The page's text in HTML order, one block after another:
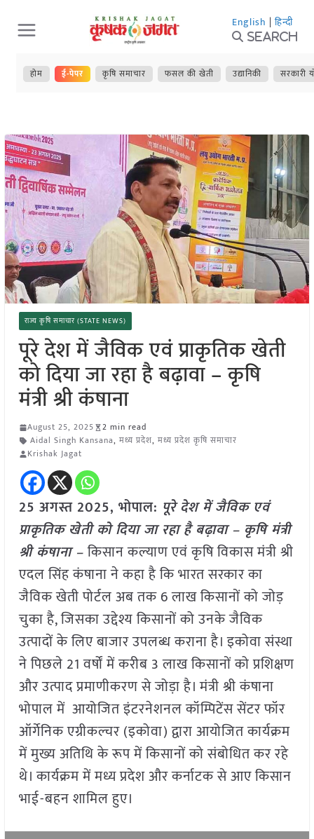
Skip
to
content
English | हिन्दी
Search
होम ई-पेपर कृषि समाचार फसल की खेती उद्यानिकी सरकारी
राज्य कृषि समाचार (STATE NEWS)
पूरे देश में जैविक एवं प्राकृतिक खेती
को दिया जा रहा है बढ़ावा – कृषि
मंत्री श्री कंषाना
August 25, 2025
2 min read
Aidal Singh Kansana, मध्य प्रदेश, मध्य प्रदेश कृषि समाचार
Krishak Jagat
25 अगस्त 2025, भोपाल: पूरे देश में जैविक एवं
प्राकृतिक खेती को दिया जा रहा है बढ़ावा – कृषि मंत्री
श्री कंषाना –किसान कल्याण एवं कृषि विकास मंत्री श्री
एदल सिंह कंषाना ने कहा है कि भारत सरकार का
जैविक खेती पोर्टल अब तक 6 लाख किसानों को जोड़
चुका है, जिसका उद्देश्य किसानों को उनके जैविक
उत्पादों के लिए बाजार उपलब्ध कराना है। इकोवा संस्था
ने पिछले 21 वर्षों में करीब 3 लाख किसानों को प्रशिक्षण
और उत्पाद प्रमाणीकरण से जोड़ा है। मंत्री श्री कंषाना
भोपाल में आयोजित इंटरनेशनल कॉम्पिटेंस सेंटर फॉर
ऑर्गेनिक एग्रीकल्चर (इकोवा) द्वारा आयोजित कार्यक्रम
में मुख्य अतिथि के रूप में किसानों को संबोधित कर रहे
थे। कार्यक्रम में मध्य प्रदेश और कर्नाटक से आए किसान
भाई-बहन शामिल हुए।